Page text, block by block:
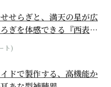
せらぎと、満天の星が広
ぎを体感できる『西表島
ト)
ドで製作する、高機能か